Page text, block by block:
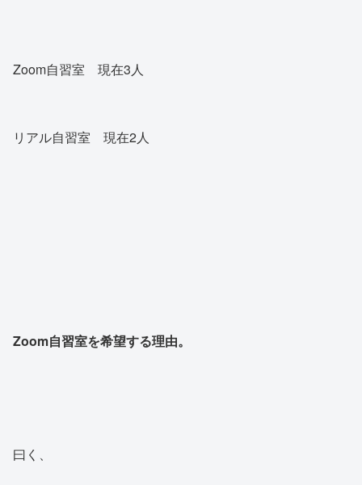
Zoom自習室 現在3人
リアル自習室 現在2人
Zoom自習室を希望する理由。
曰く、